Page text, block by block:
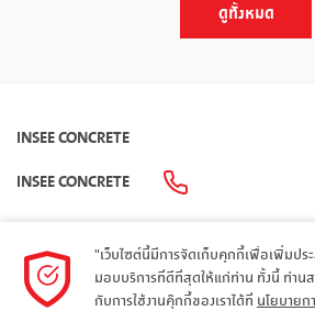
ดูทั้งหมด
INSEE CONCRETE
INSEE CONCRETE
"เว็บไซต์นี้มีการจัดเก็บคุกกี้เพื่อเพิ่มปร
มอบบริการที่ดีที่สุดให้แก่ท่าน ทั้งนี้ ท่าน
กับการใช้งานคุ๊กกี้ของเราได้ที่ นโยบายก
แผนผังเว็บไซต์